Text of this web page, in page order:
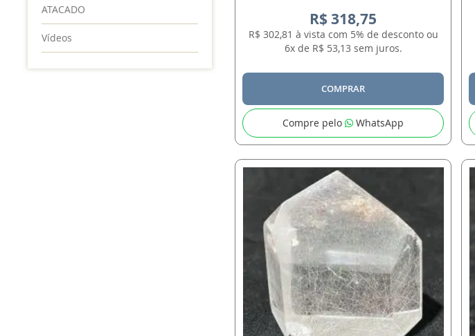
R$ 318,75
R$ 302,81 à vista com 5% de desconto ou
6x de R$ 53,13 sem juros.
COMPRAR
Compre pelo WhatsApp
ATACADO
Vídeos